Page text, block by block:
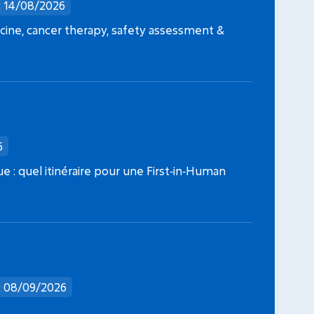
Date limite dépôt dossier : 09/09/2026
Fondation ARC 2026
08/2026
cancer therapy, safety assessment &
: quel itinéraire pour une First‑in‑Human
08/09/2026